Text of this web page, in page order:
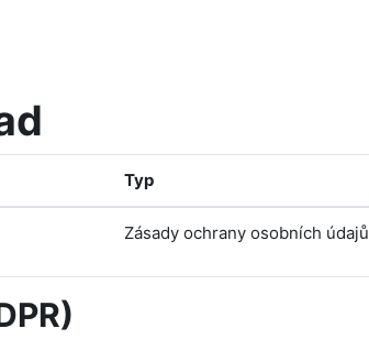
Typ
Zásady ochrany osobních údajů